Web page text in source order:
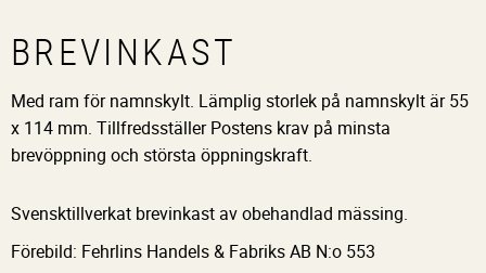
BREVINKAST
Med ram för namnskylt. Lämplig storlek på namnskylt är 55
x 114 mm. Tillfredsställer Postens krav på minsta
brevöppning och största öppningskraft.
Svensktillverkat brevinkast av obehandlad mässing.
Förebild: Fehrlins Handels & Fabriks AB N:o 553